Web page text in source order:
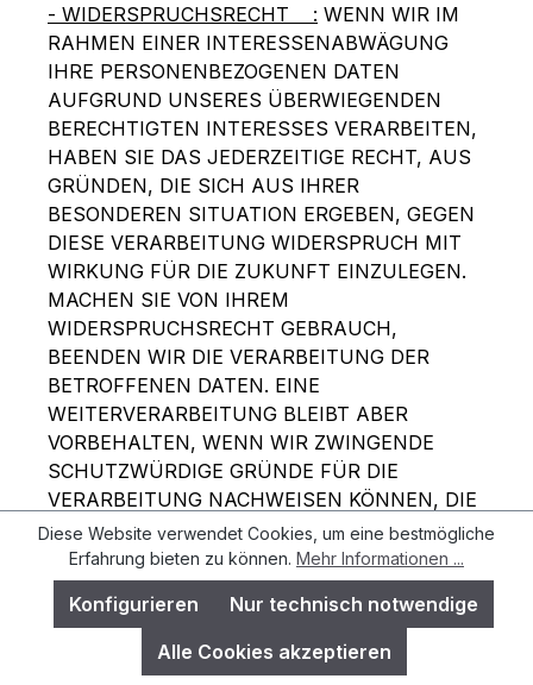
- WIDERSPRUCHSRECHT : WENN WIR IM
RAHMEN EINER INTERESSENABWÄGUNG
IHRE PERSONENBEZOGENEN DATEN
AUFGRUND UNSERES ÜBERWIEGENDEN
BERECHTIGTEN INTERESSES VERARBEITEN,
HABEN SIE DAS JEDERZEITIGE RECHT, AUS
GRÜNDEN, DIE SICH AUS IHRER
BESONDEREN SITUATION ERGEBEN, GEGEN
DIESE VERARBEITUNG WIDERSPRUCH MIT
WIRKUNG FÜR DIE ZUKUNFT EINZULEGEN.
MACHEN SIE VON IHREM
WIDERSPRUCHSRECHT GEBRAUCH,
BEENDEN WIR DIE VERARBEITUNG DER
BETROFFENEN DATEN. EINE
WEITERVERARBEITUNG BLEIBT ABER
VORBEHALTEN, WENN WIR ZWINGENDE
SCHUTZWÜRDIGE GRÜNDE FÜR DIE
VERARBEITUNG NACHWEISEN KÖNNEN, DIE
IHRE INTERESSEN, GRUNDRECHTE UND
GRUNDFREIHEITEN ÜBERWIEGEN, ODER
WENN DIE VERARBEITUNG DER
GELTENDMACHUNG, AUSÜBUNG ODER
VERTEIDIGUNG VON RECHTSANSPRÜCHEN
Diese Website verwendet Cookies, um eine bestmögliche
Erfahrung bieten zu können. Mehr Informationen ...
Nur technisch notwendige
Konfigurieren
Alle Cookies akzeptieren